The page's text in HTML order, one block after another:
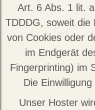
Art. 6 Abs. 1 lit.
TDDDG, soweit die
von Cookies oder
im Endgerät
Fingerprinting) im
Die
Unser Hoster